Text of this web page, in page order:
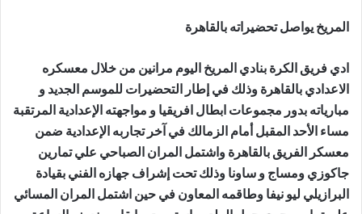
المريخ يواصل تحضيراته بالقاهرة
ادي فريق الكرة بنادي المريخ اليوم مرانين من خلال معسكره
الاعدادي بالقاهرة وذلك في إطار التحضيرات للموسم الجديد و
مبارياته بدور مجموعات ابطال افريقيا و مواجهته الإعدادية المرتقبة
مساء الأحد المقبل أمام الزمالك في آخر تجاربه الإعدادية ضمن
معسكر الفريق بالقاهرة واشتمل المران الصباحي علي تمارين
جاكوزي ومساج و ساونا وذلك تحت إشراف جهازه الفني بقيادة
البرازيلي ليو نيفا وطاقمه المعاون في حين اشتمل المران المسائي